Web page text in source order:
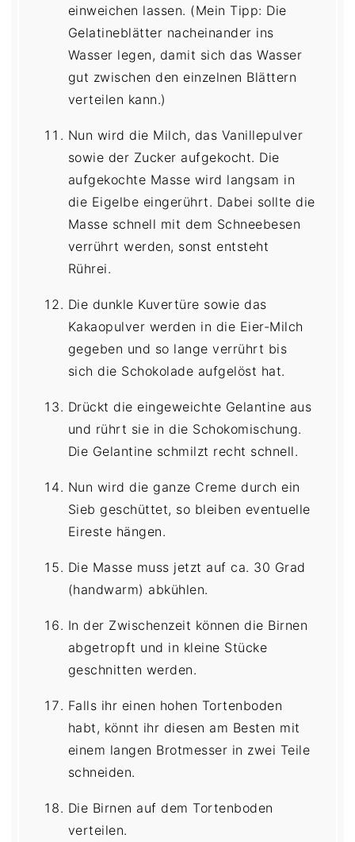
einweichen lassen. (Mein Tipp: Die
Gelatineblätter nacheinander ins
Wasser legen, damit sich das Wasser
gut zwischen den einzelnen Blättern
verteilen kann.)
Nun wird die Milch, das Vanillepulver
sowie der Zucker aufgekocht. Die
aufgekochte Masse wird langsam in
die Eigelbe eingerührt. Dabei sollte die
Masse schnell mit dem Schneebesen
verrührt werden, sonst entsteht
Rührei.
Die dunkle Kuvertüre sowie das
Kakaopulver werden in die Eier-Milch
gegeben und so lange verrührt bis
sich die Schokolade aufgelöst hat.
Drückt die eingeweichte Gelantine aus
und rührt sie in die Schokomischung.
Die Gelantine schmilzt recht schnell.
Nun wird die ganze Creme durch ein
Sieb geschüttet, so bleiben eventuelle
Eireste hängen.
Die Masse muss jetzt auf ca. 30 Grad
(handwarm) abkühlen.
In der Zwischenzeit können die Birnen
abgetropft und in kleine Stücke
geschnitten werden.
Falls ihr einen hohen Tortenboden
habt, könnt ihr diesen am Besten mit
einem langen Brotmesser in zwei Teile
schneiden.
Die Birnen auf dem Tortenboden
verteilen.